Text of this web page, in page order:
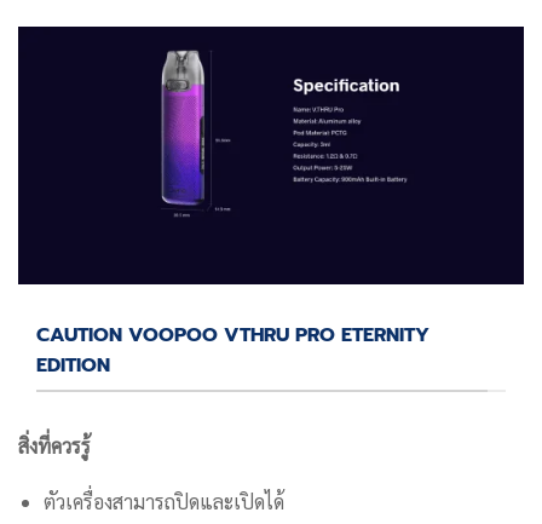
CAUTION VOOPOO VTHRU PRO ETERNITY
EDITION
สิ่งที่ควรรู้
ตัวเครื่องสามารถปิดและเปิดได้